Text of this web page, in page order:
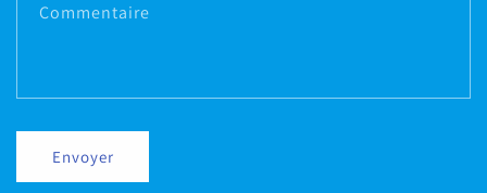
Commentaire
Envoyer